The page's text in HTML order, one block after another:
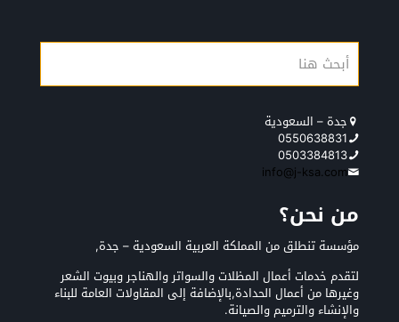
جدة – السعودية
0550638831
0503384813
info@j-ksa.com
من نحن؟
مؤسسة تنطلق من المملكة العربية السعودية – جدة,
لتقدم خدمات أعمال المظلات والسواتر والهناجر وبيوت الشعر
وغيرها من أعمال الحدادة,بالإضافة إلى المقاولات العامة للبناء
والإنشاء والترميم والصيانة.